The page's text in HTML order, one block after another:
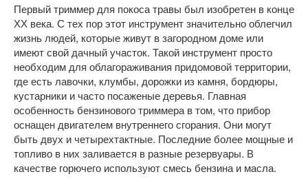
Первый триммер для покоса травы был изобретен в конце
ХХ века. С тех пор этот инструмент значительно облегчил
жизнь людей, которые живут в загородном доме или
имеют свой дачный участок. Такой инструмент просто
необходим для облагораживания придомовой территории,
где есть лавочки, клумбы, дорожки из камня, бордюры,
кустарники и часто посаженые деревья. Главная
особенность бензинового триммера в том, что прибор
оснащен двигателем внутреннего сгорания. Они могут
быть двух и четырехтактные. Последние более мощные и
топливо в них заливается в разные резервуары. В
качестве горючего используют смесь бензина и масла.